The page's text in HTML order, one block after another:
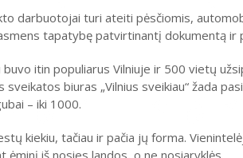
darbuotojai turi ateiti pėsčiomis,
tapatybę patvirtinantį dokumentą ir
itin populiarus Vilniuje ir 500 vietų
sveikatos biuras „Vilnius sveikiau“ žada
– iki 1000.
kiekiu, tačiau ir pačia jų forma.
ėminį iš nosies landos, o ne nosiaryklės.